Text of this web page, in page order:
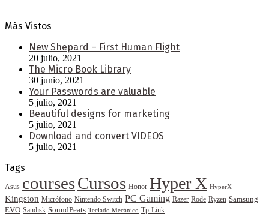
Más Vistos
New Shepard – First Human Flight
20 julio, 2021
The Micro Book Library
30 junio, 2021
Your Passwords are valuable
5 julio, 2021
Beautiful designs for marketing
5 julio, 2021
Download and convert VIDEOS
5 julio, 2021
Tags
Asus coursesCursos Honor Hyper X HyperX
Kingston Micrófono Nintendo Switch PC Gaming Razer Rode Ryzen Samsung
EVO Sandisk SoundPeats Teclado Mecánico Tp-Link